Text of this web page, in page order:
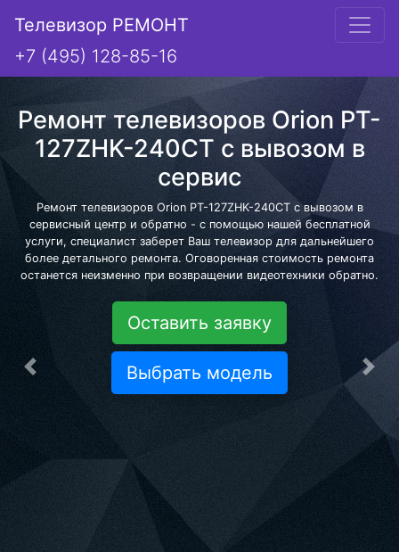
Телевизор РЕМОНТ
+7 (495) 128-85-16
Ремонт телевизоров Orion PT-
127ZHK-240CT с вывозом в
сервис
Ремонт телевизоров Orion PT-127ZHK-240CT с вывозом в
сервисный центр и обратно - с помощью нашей бесплатной
услуги, специалист заберет Ваш телевизор для дальнейшего
более детального ремонта. Оговоренная стоимость ремонта
останется неизменно при возвращении видеотехники обратно.
Оставить заявку
Выбрать модель
Предыдущая